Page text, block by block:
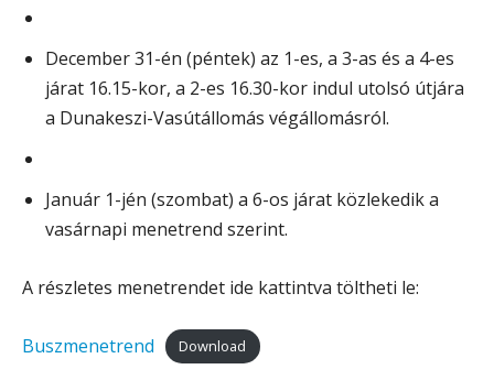
December 31-én (péntek) az 1-es, a 3-as és a 4-es
járat 16.15-kor, a 2-es 16.30-kor indul utolsó útjára
a Dunakeszi-Vasútállomás végállomásról.
Január 1-jén (szombat) a 6-os járat közlekedik a
vasárnapi menetrend szerint.
A részletes menetrendet ide kattintva töltheti le:
Buszmenetrend Download